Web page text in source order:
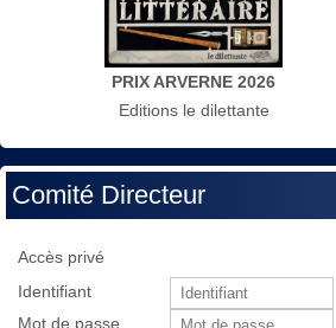
PRIX ARVERNE 2026
Editions le dilettante
Comité Directeur
Accès privé
Identifiant
Mot de passe